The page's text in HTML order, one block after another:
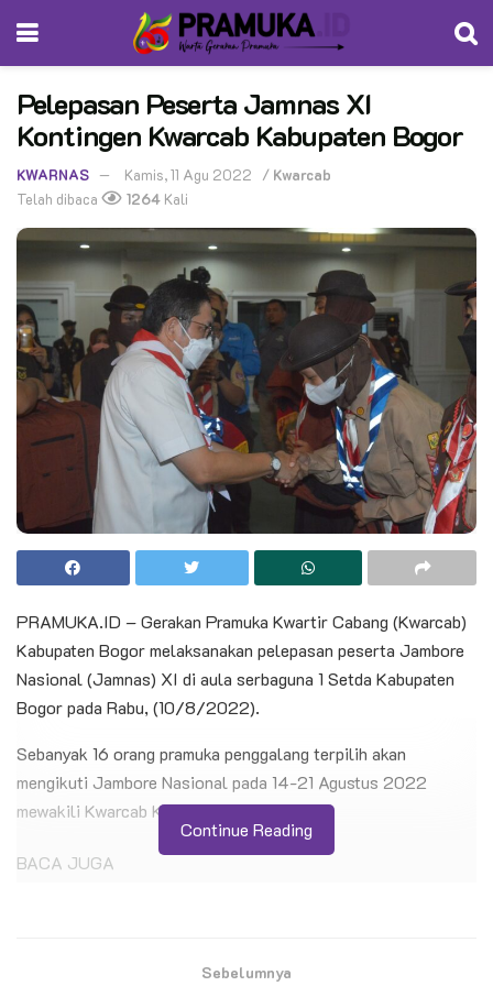
Pelepasan Peserta Jamnas XI
Kontingen Kwarcab Kabupaten Bogor
KWARNAS Kamis, 11 Agu 2022 / Kwarcab
Telah dibaca
1264 Kali
PRAMUKA.ID – Gerakan Pramuka Kwartir Cabang (Kwarcab)
Kabupaten Bogor melaksanakan pelepasan peserta Jambore
Nasional (Jamnas) XI di aula serbaguna 1 Setda Kabupaten
Bogor pada Rabu, (10/8/2022).
Sebanyak 16 orang pramuka penggalang terpilih akan
mengikuti Jambore Nasional pada 14-21 Agustus 2022
mewakili Kwarcab Kabupaten Bogor.
BACA JUGA
Continue Reading
Sebelumnya